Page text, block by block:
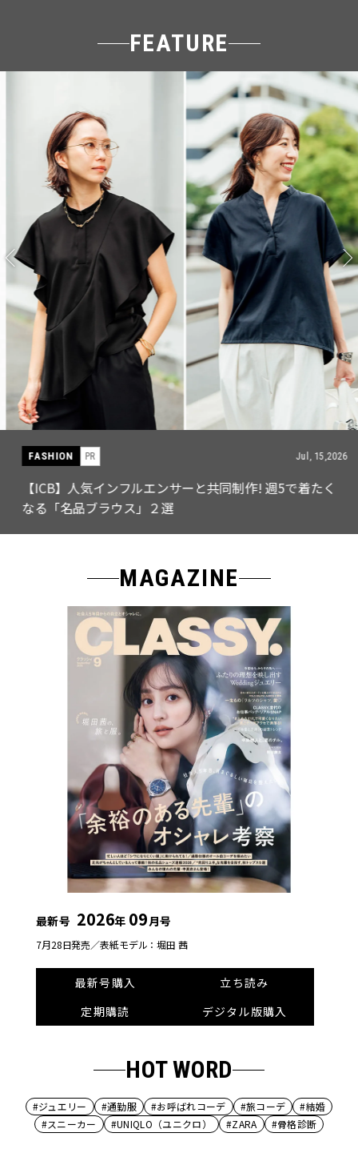
FEATURE
FASHION PR Jul, 15,2026
【ICB】人気インフルエンサーと共同制作! 週5で着たく
なる「名品ブラウス」２選
MAGAZINE
最新号 2026年 09月号
7月28日発売／表紙モデル：堀田 茜
最新号購入
立ち読み
定期購読
デジタル版購入
HOT WORD
#ジュエリー #通勤服 #お呼ばれコーデ #旅コーデ
#結婚
#スニーカー
#UNIQLO（ユニクロ） #ZARA #骨格診断